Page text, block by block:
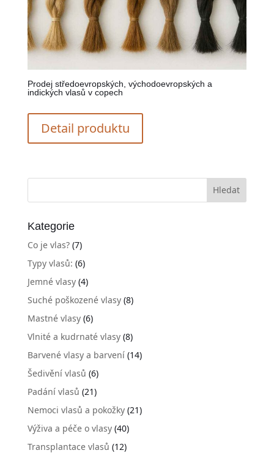
Prodej středoevropských, východoevropských a
indických vlasů v copech
Detail produktu
Kategorie
Co je vlas?(7)
Typy vlasů: (6)
Jemné vlasy(4)
Suché poškozené vlasy(8)
Mastné vlasy(6)
Vlnité a kudrnaté vlasy(8)
Barvené vlasy a barvení(14)
Šedivění vlasů (6)
Padání vlasů (21)
Nemoci vlasů a pokožky(21)
Výživa a péče o vlasy(40)
Transplantace vlasů (12)